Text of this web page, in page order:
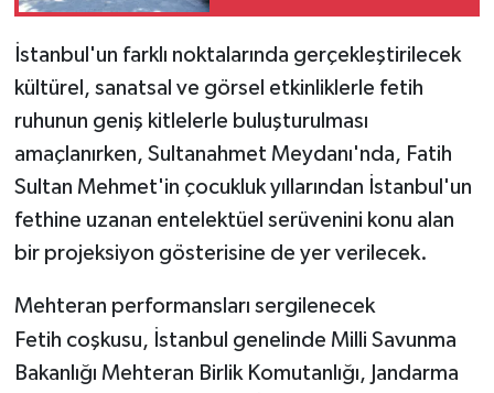
İstanbul'un farklı noktalarında gerçekleştirilecek
kültürel, sanatsal ve görsel etkinliklerle fetih
ruhunun geniş kitlelerle buluşturulması
amaçlanırken, Sultanahmet Meydanı'nda, Fatih
Sultan Mehmet'in çocukluk yıllarından İstanbul'un
fethine uzanan entelektüel serüvenini konu alan
bir projeksiyon gösterisine de yer verilecek.
Mehteran performansları sergilenecek
Fetih coşkusu, İstanbul genelinde Milli Savunma
Bakanlığı Mehteran Birlik Komutanlığı, Jandarma